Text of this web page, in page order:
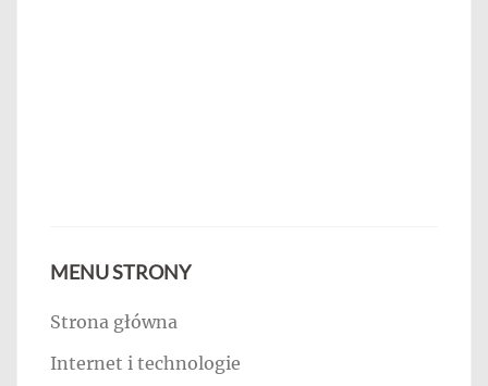
MENU STRONY
Strona główna
Internet i technologie